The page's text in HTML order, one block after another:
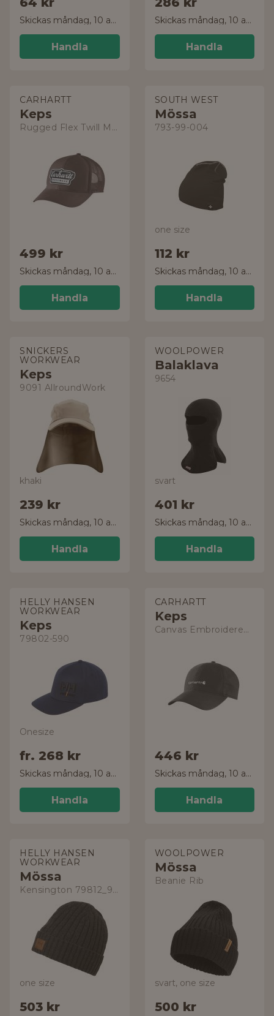
Skickas måndag, 10 aug.
Handla
Skickas måndag, 10 aug.
Handla
CARHARTT
Keps
Rugged Flex Twill Mesh-Back
499 kr
Skickas måndag, 10 aug.
Handla
SOUTH WEST
Mössa
793-99-004
one size
112 kr
Skickas måndag, 10 aug.
Handla
SNICKERS
WORKWEAR
Keps
9091 AllroundWork
khaki
239 kr
Skickas måndag, 10 aug.
Handla
WOOLPOWER
Balaklava
9654
svart
401 kr
Skickas måndag, 10 aug.
Handla
HELLY HANSEN
WORKWEAR
Keps
79802-590
Onesize
fr. 268 kr
Skickas måndag, 10 aug.
Handla
CARHARTT
Keps
Canvas Embroidered Graphic Cap
446 kr
Skickas måndag, 10 aug.
Handla
HELLY HANSEN
WORKWEAR
Mössa
Kensington 79812_970
one size
503 kr
WOOLPOWER
Mössa
Beanie Rib
svart, one size
500 kr